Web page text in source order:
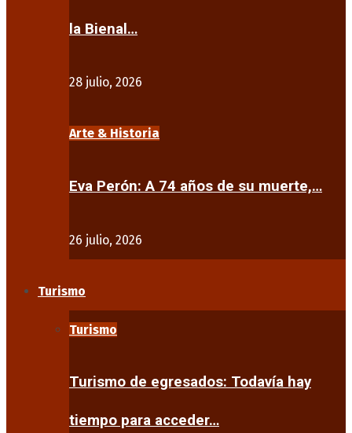
la Bienal…
28 julio, 2026
Arte & Historia
Eva Perón: A 74 años de su muerte,…
26 julio, 2026
Turismo
Turismo
Turismo de egresados: Todavía hay
tiempo para acceder…